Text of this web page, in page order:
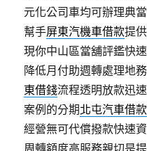
元化公司車均可辦理典
幫手屏東汽機車借款提
現你中山區當舖評鑑快
降低月付助週轉處理地
東借錢流程透明放款迅
案例的分期北屯汽車借款
經營無可代償撥款快速
周轉額度高服務親切是